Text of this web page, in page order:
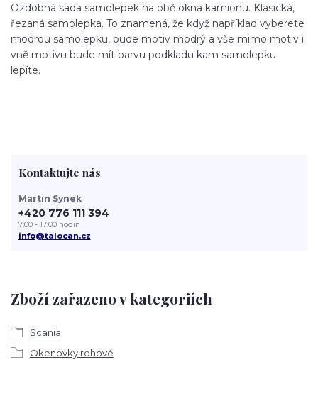
Ozdobná sada samolepek na obě okna kamionu. Klasická,
řezaná samolepka. To znamená, že když například vyberete
modrou samolepku, bude motiv modrý a vše mimo motiv i
vně motivu bude mít barvu podkladu kam samolepku
lepíte.
Zboží zařazeno v kategoriích
Scania
Okenovky rohové
Kontaktujte nás
Martin Synek
+420 776 111 394
7:00 - 17:00 hodin
info@talocan.cz